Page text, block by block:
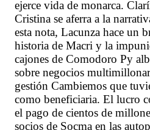
ejerce vida de monarca.
Cristina se aferra a la
esta nota, Lacunza hace un
historia de Macri y la
cajones de Comodoro Py
sobre negocios
gestión Cambiemos que
como beneficiaria. El lucro
el pago de cientos de
socios de Socma en las